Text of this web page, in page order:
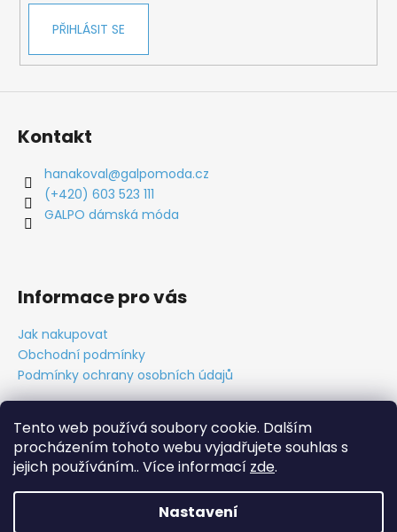
Tento web používá soubory cookie. Dalším
procházením tohoto webu vyjadřujete souhlas s
jejich používáním.. Více informací zde.
Nastavení
PŘIHLÁSIT SE
Kontakt
hanakoval@galpomoda.cz
(+420) 603 523 111
GALPO dámská móda
Informace pro vás
Jak nakupovat
Obchodní podmínky
Podmínky ochrany osobních údajů
Obchodní podmínky Ochrana osobních údajů
Tabulky velikostí
Kontakt O nás Vytvořil Cabakorp